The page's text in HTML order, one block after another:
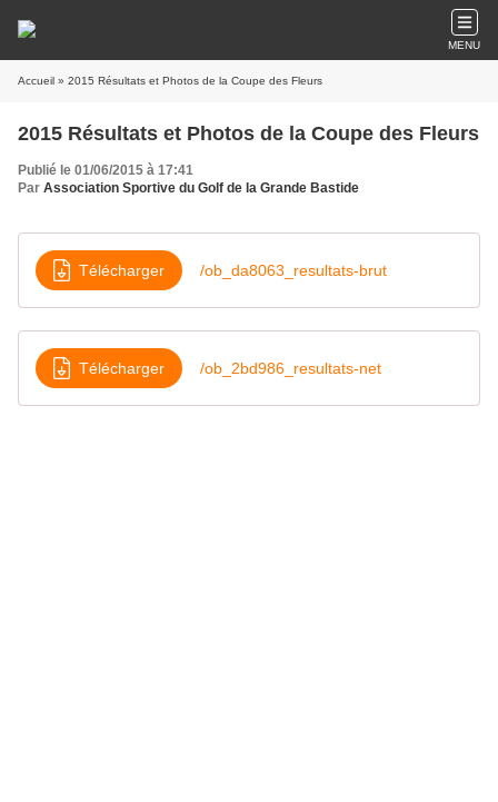
MENU
Accueil » 2015 Résultats et Photos de la Coupe des Fleurs
2015 Résultats et Photos de la Coupe des Fleurs
Publié le 01/06/2015 à 17:41
Par Association Sportive du Golf de la Grande Bastide
Télécharger /ob_da8063_resultats-brut
Télécharger /ob_2bd986_resultats-net